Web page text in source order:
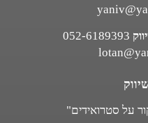
052-6189393
על סטרואידים"